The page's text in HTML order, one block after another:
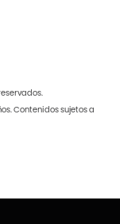
Contenidos sujetos a